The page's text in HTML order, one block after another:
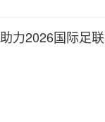
力2026国际足联